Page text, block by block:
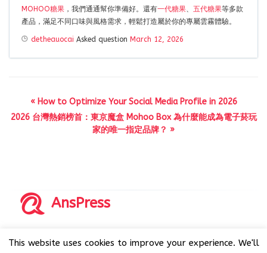
MOHOO糖果 ，我們通通幫你準備好。還有一代糖果 五代糖果等多款
產品，滿足不同口味與風格需求，輕鬆打造屬於你的專屬雲霧體驗。
detheauocai Asked question March 12, 2026
« How to Optimize Your Social Media Profile in 2026
2026 台灣熱銷榜首：東京魔盒 Mohoo Box 為什麼能成為電子菸玩
家的唯一指定品牌？ »
AnsPress
AnsPress is an open source software licensed under GNU
This website uses cookies to improve your experience. We'll